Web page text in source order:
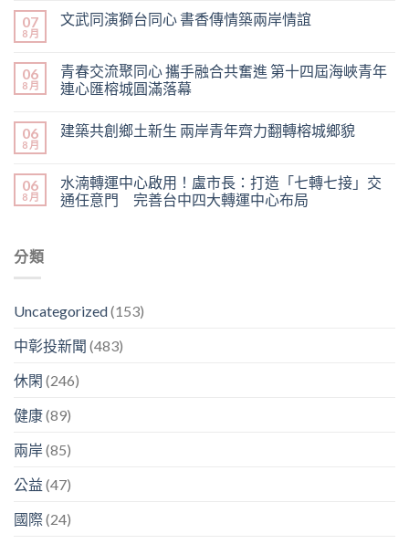
07
8 月
文武同演獅台同心 書香傳情築兩岸情誼
06
8 月
青春交流聚同心 攜手融合共奮進 第十四屆海峽青年
連心匯榕城圓滿落幕
06
8 月
建築共創鄉土新生 兩岸青年齊力翻轉榕城鄉貌
06
8 月
水湳轉運中心啟用！盧市長：打造「七轉七接」交
通任意門 完善台中四大轉運中心布局
分類
Uncategorized(153)
中彰投新聞 (483)
休閑 (246)
健康(89)
兩岸(85)
公益 (47)
國際(24)